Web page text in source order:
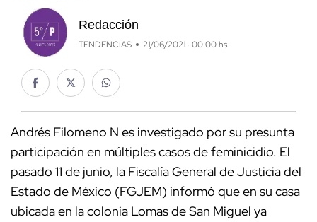
Redacción
TENDENCIAS 21/06/2021 · 00:00 hs
Andrés Filomeno N es investigado por su presunta
participación en múltiples casos de feminicidio. El
pasado 11 de junio, la Fiscalía General de Justicia del
Estado de México (FGJEM) informó que en su casa
ubicada en la colonia Lomas de San Miguel ya